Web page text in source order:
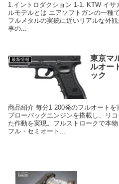
1.イントロダクション 1-1. KTW イサ
ルモデルとは エアソフトガンの一種
フルメタルの実銃に近いリアルな外
事の...
最新情報
東京マ
ルオー
ック
商品紹介 毎分1 200発のフルオート
ブローバックエンジンを搭載し、リ
た作動を実現。フルストロークで本
フル・セミオート...